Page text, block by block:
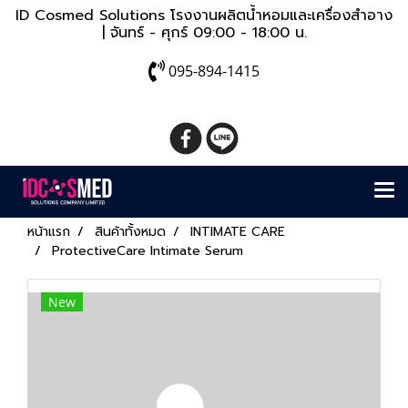
ID Cosmed Solutions โรงงานผลิตน้ำหอมและเครื่องสำอาง
| จันทร์ - ศุกร์ 09:00 - 18:00 น.
095-894-1415
หน้าแรก สินค้าทั้งหมด
INTIMATE CARE
ProtectiveCare Intimate Serum
New